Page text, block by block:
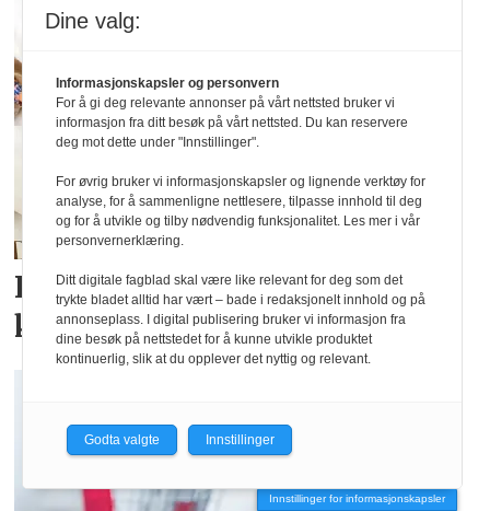
Kronprinsen minnes ull som
klødde
Innstillinger for informasjonskapsler
Dine valg:
Informasjonskapsler og personvern
For å gi deg relevante annonser på vårt nettsted bruker vi
informasjon fra ditt besøk på vårt nettsted. Du kan reservere
deg mot dette under "Innstillinger".
For øvrig bruker vi informasjonskapsler og lignende verktøy for
analyse, for å sammenligne nettlesere, tilpasse innhold til deg
og for å utvikle og tilby nødvendig funksjonalitet. Les mer i vår
personvernerklæring.
Ditt digitale fagblad skal være like relevant for deg som det
trykte bladet alltid har vært – bade i redaksjonelt innhold og på
annonseplass. I digital publisering bruker vi informasjon fra
dine besøk på nettstedet for å kunne utvikle produktet
kontinuerlig, slik at du opplever det nyttig og relevant.
Godta valgte Innstillinger